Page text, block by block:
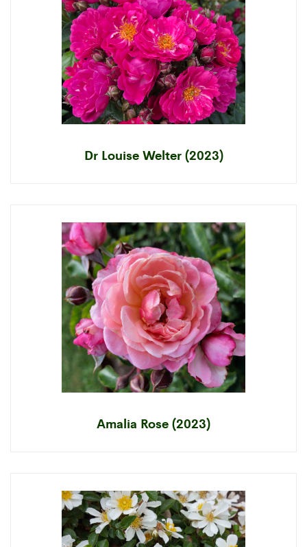
Dr Louise Welter (2023)
Amalia Rose (2023)